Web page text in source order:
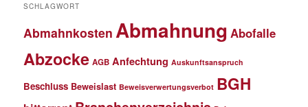
SCHLAGWORT
Abmahnkosten Abmahnung Abofalle
Abzocke AGB Anfechtung Auskunftsanspruch
Beschluss Beweislast Beweisverwertungsverbot BGH